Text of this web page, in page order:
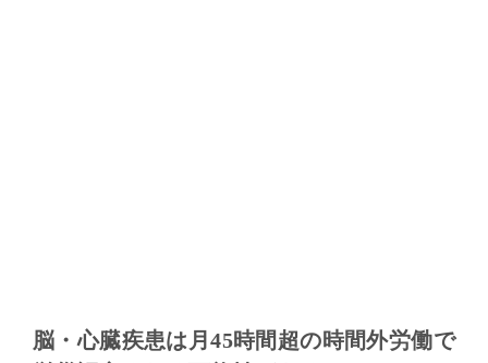
脳・心臓疾患は月45時間超の時間外労働で